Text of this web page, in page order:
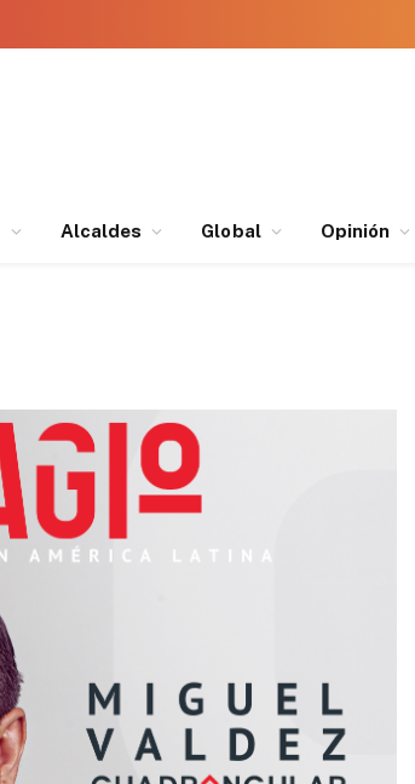
Alcaldes Global Opinión